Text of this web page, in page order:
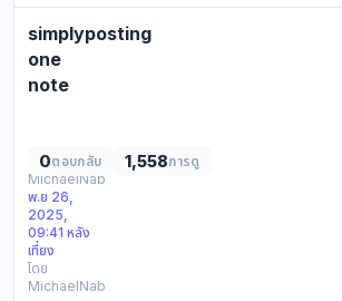
—
это
альтернативные
домены,
simplyposting
one
note
online
again
posting
a
note
about
it
เริ่มโดย
MichaelNab
พ.ย 26,
2025,
09:41 หลัง
เที่ยง
โดย
MichaelNab
0ตอบกลับ 1,558การดู